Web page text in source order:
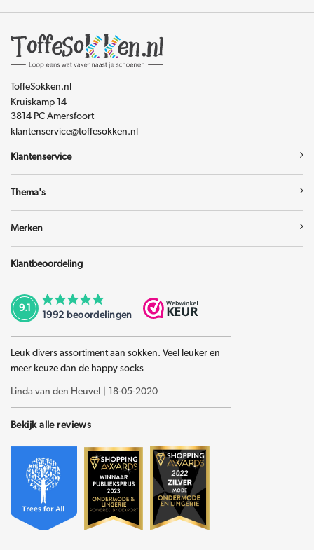
ToffeSokken.nl
Kruiskamp 14
3814 PC Amersfoort
klantenservice@toffesokken.nl
Klantenservice
Thema's
Merken
Klantbeoordeling
9.1
1992beoordelingen
Leuk divers assortiment aan sokken. Veel leuker en
meer keuze dan de happy socks
Linda van den Heuvel 18-05-2020
Bekijk alle reviews